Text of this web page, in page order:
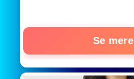
Se mere